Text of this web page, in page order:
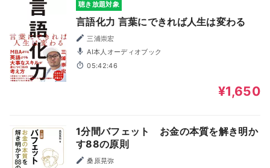
聴き放題対象
言語化力 言葉にできれば人生は変わる
三浦崇宏
AI本人オーディオブック
05:42:46
¥1,650
1分間バフェット お金の本質を解き明か
す88の原則
桑原晃弥